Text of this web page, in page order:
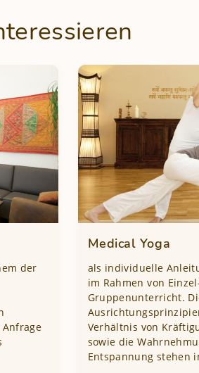
der
Anfrage
Medical Yoga
als individuelle
im Rahmen von
Gruppenunterricht.
Verhältnis von
sowie die
Entspannung stehen